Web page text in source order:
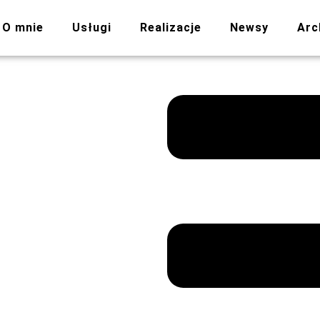
O mnie Usługi Realizacje Newsy